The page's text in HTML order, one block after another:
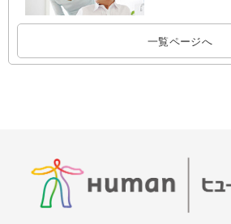
一覧ページへ